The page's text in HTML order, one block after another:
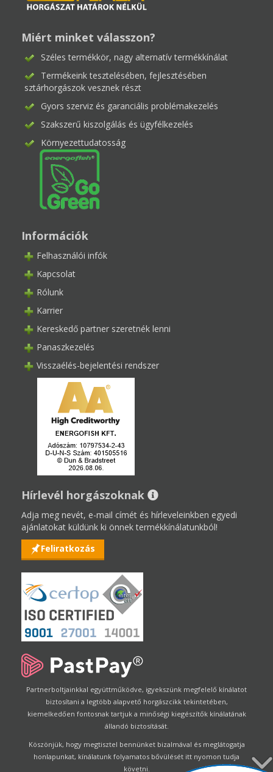
Miért minket válasszon?
Széles termékkör, nagy alternatív termékkínálat
Termékeink tesztelésében, fejlesztésében
sztárhorgászok vesznek részt
Gyors szerviz és garanciális problémakezelés
Szakszerű kiszolgálás és ügyfélkezelés
Környezettudatosság
Információk
Felhasználói infók
Kapcsolat
Rólunk
Karrier
Kereskedő partner szeretnék lenni
Panaszkezelés
Visszaélés-bejelentési rendszer
Hírlevél horgászoknak
Adja meg nevét, e-mail címét és hírleveleinkben egyedi
ajánlatokat küldünk ki önnek termékkínálatunkból!
Feliratkozás
Partnerboltjainkkal együttműködve, igyekszünk megfelelő kínálatot
biztosítani a legtöbb alapvető horgászcikk tekintetében,
kiemelkedően fontosnak tartjuk a minőségi kiegészítők kínálatának
állandó biztosítását.
Köszönjük, hogy megtisztel bennünket bizalmával és meglátogatja
honlapunkat, kínálatunk folyamatos bővülését itt nyomon tudja
követni.